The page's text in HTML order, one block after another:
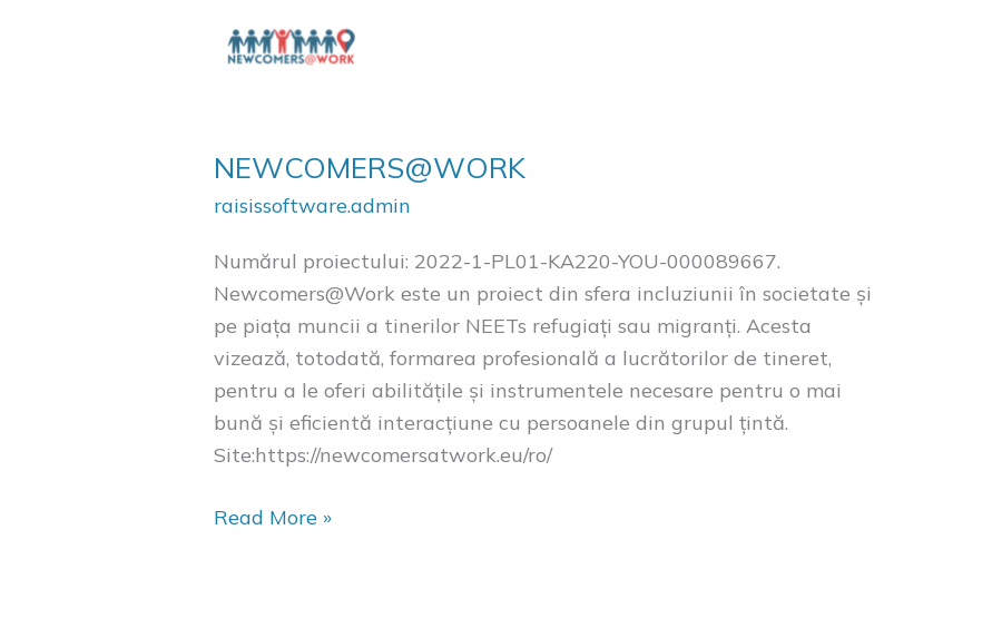
NEWCOMERS@WORK
raisissoftware.admin
Numărul proiectului: 2022-1-PL01-KA220-YOU-000089667.
Newcomers@Work este un proiect din sfera incluziunii în societate și
pe piața muncii a tinerilor NEETs refugiați sau migranți. Acesta
vizează, totodată, formarea profesională a lucrătorilor de tineret,
pentru a le oferi abilitățile și instrumentele necesare pentru o mai
bună și eficientă interacțiune cu persoanele din grupul țintă.
Site:https://newcomersatwork.eu/ro/
Read More »